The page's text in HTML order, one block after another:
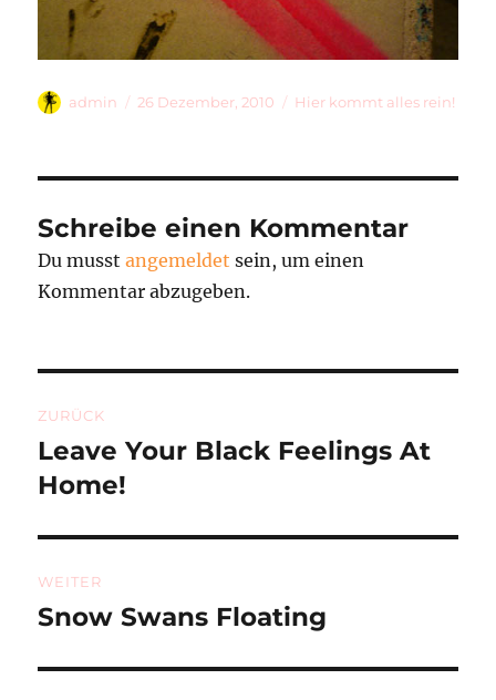
Autor
admin
Veröffentlicht
26 Dezember, 2010 Kategorien
Hier kommt alles rein!
Schreibe einen Kommentar
Du musstangemeldet sein, um einen
Kommentar abzugeben.
ZURÜCK
Vorheriger
Beitrag:
Leave Your Black Feelings At
Home!
WEITER
Nächster
Snow Swans Floating